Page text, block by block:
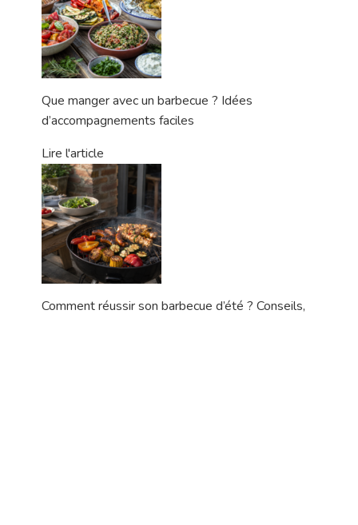
Que manger avec un barbecue ? Idées
d’accompagnements faciles
Lire l'article
Comment réussir son barbecue d’été ? Conseils,